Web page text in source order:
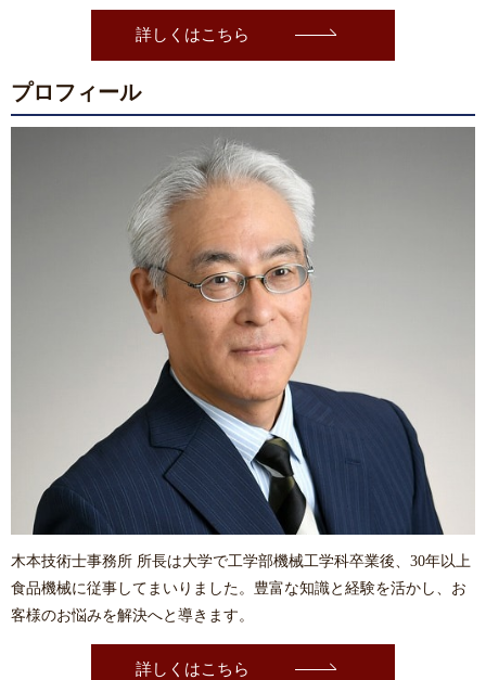
詳しくはこちら
プロフィール
木本技術士事務所 所長は大学で⼯学部機械⼯学科卒業後、30年以上
食品機械に従事してまいりました。豊富な知識と経験を活かし、お
客様のお悩みを解決へと導きます。
詳しくはこちら